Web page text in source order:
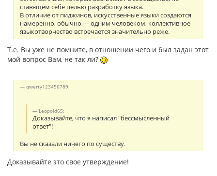
ставящем себе целью разработку языка.
В отличие от пиджинов, искусственные языки создаются
намеренно, обычно — одним человеком, коллективное
языкотворчество встречается значительно реже.
Т.е. Вы уже не помните, в отношении чего и был задан этот
мой вопрос Вам, не так ли?
qwerty123456789:
Leopold65:
Доказывайте, что я написал "бессмысленный
ответ"!
Вы не сказали ничего по существу.
Доказывайте это свое утверждение!